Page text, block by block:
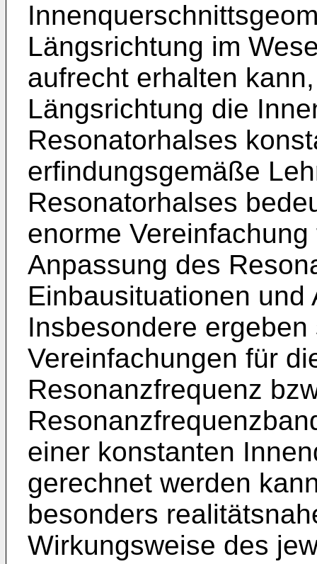
Längsrichtung im
aufrecht erhalten
Längsrichtung die
Resonatorhalses
erfindungsgemäße
Resonatorhalses
enorme
Anpassung des
Einbausituationen und
Insbesondere
Vereinfachungen für
Resonanzfrequenz
einer konstanten
gerechnet werden
besonders
Wirkungsweise des